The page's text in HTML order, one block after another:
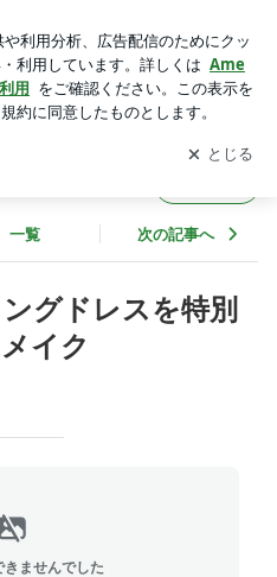
ィングドレス
の更新通知
を受け取りまし
開く
一覧 次の記事へ
グドレスを特別
イク
きませんでした